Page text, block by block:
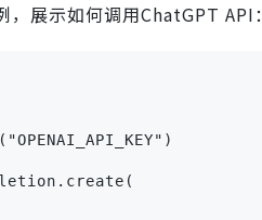
展示如何调用ChatGPT API：